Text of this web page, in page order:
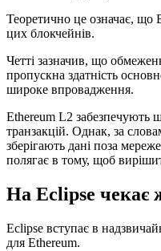
Теоретично це означає, що
цих блокчейнів.
Четті зазначив, що
пропускна здатність
широке впровадження.
Ethereum L2 забезпечують
транзакцій. Однак, за
зберігають дані поза
полягає в тому, щоб
На Eclipse чекає
Eclipse вступає в
для Ethereum.